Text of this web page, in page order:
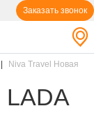
Заказать звонок
Niva Travel Новая